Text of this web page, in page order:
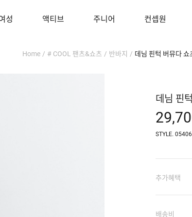
성 액티브 주니어 컨셉원
Home / # COOL 팬츠&쇼츠 / 반바지 / 데님 핀턱 버뮤다 쇼
데님 핀
STYLE.
추가혜택
배송비